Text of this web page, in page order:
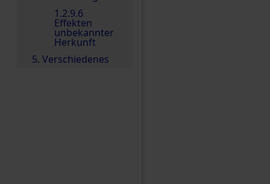
1.2.9.6
Effekten
unbekannter
Herkunft
5. Verschiedenes